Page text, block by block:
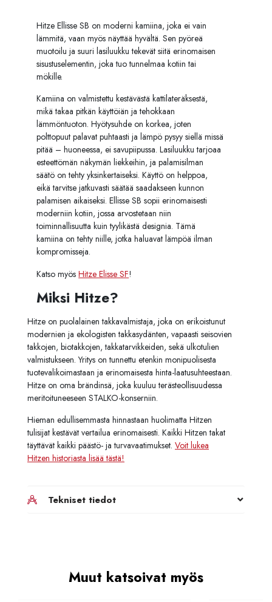
Hitze Ellisse SB on moderni kamiina, joka ei vain
lämmitä, vaan myös näyttää hyvältä. Sen pyöreä
muotoilu ja suuri lasiluukku tekevät siitä erinomaisen
sisustuselementin, joka tuo tunnelmaa kotiin tai
mökille.
Kamiina on valmistettu kestävästä kattilateräksestä,
mikä takaa pitkän käyttöiän ja tehokkaan
lämmöntuoton. Hyötysuhde on korkea, joten
polttopuut palavat puhtaasti ja lämpö pysyy siellä missä
pitää – huoneessa, ei savupiipussa. Lasiluukku tarjoaa
esteettömän näkymän liekkeihin, ja palamisilman
säätö on tehty yksinkertaiseksi. Käyttö on helppoa,
eikä tarvitse jatkuvasti säätää saadakseen kunnon
palamisen aikaiseksi. Ellisse SB sopii erinomaisesti
moderniin kotiin, jossa arvostetaan niin
toiminnallisuutta kuin tyylikästä designia. Tämä
kamiina on tehty niille, jotka haluavat lämpöä ilman
kompromisseja.
Katso myösHitze Elisse SF!
Miksi Hitze?
Hitze on puolalainen takkavalmistaja, joka on erikoistunut
modernien ja ekologisten takkasydänten, vapaasti seisovien
takkojen, biotakkojen, takkatarvikkeiden, sekä ulkotulien
valmistukseen. Yritys on tunnettu etenkin monipuolisesta
tuotevalikoimastaan ja erinomaisesta hinta-laatusuhteestaan.
Hitze on oma brändinsä, joka kuuluu terästeollisuudessa
meritoituneeseen STALKO-konserniin.
Hieman edullisemmasta hinnastaan huolimatta Hitzen
tulisijat kestävät vertailua erinomaisesti. Kaikki Hitzen takat
täyttävät kaikki päästö- ja turvavaatimukset. Voit lukea
Hitzen historiasta lisää tästä!
Tekniset tiedot
Muut katsoivat myös